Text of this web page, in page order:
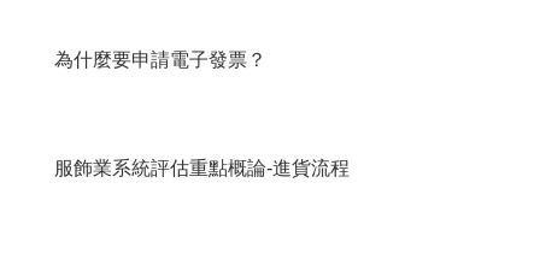
為什麼要申請電子發票？
服飾業系統評估重點概論-進貨流程